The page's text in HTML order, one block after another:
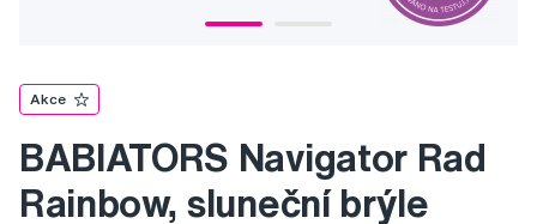
Akce
BABIATORS Navigator Rad
Rainbow, sluneční brýle